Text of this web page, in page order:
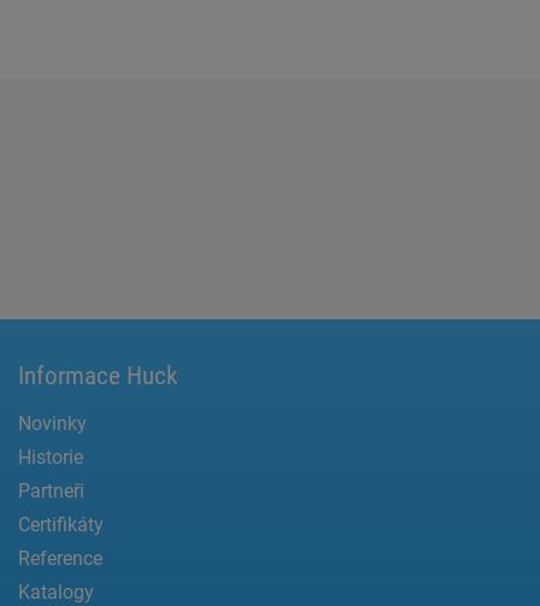
Informace Huck
Novinky
Historie
Partneři
Certifikáty
Reference
Katalogy